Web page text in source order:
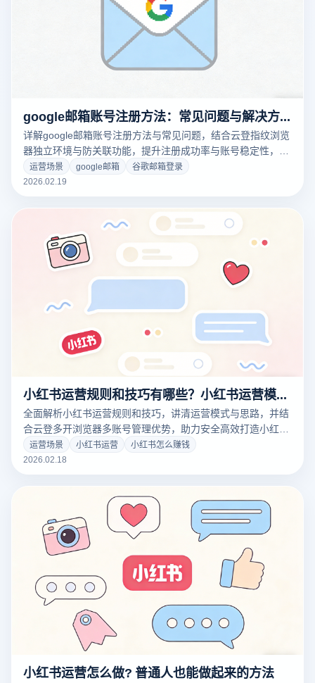
google邮箱账号注册方法：常见问题与解决方案
详解google邮箱账号注册方法与常见问题，结合云登指纹浏览
器独立环境与防关联功能，提升注册成功率与账号稳定性，新
手也能快速上手。
运营场景 google邮箱
谷歌邮箱登录
2026.02.19
小红书运营规则和技巧有哪些？小红书运营模式和思路是什么？
全面解析小红书运营规则和技巧，讲清运营模式与思路，并结
合云登多开浏览器多账号管理优势，助力安全高效打造小红书
矩阵运营体系。
运营场景 小红书运营
小红书怎么赚钱
2026.02.18
小红书运营怎么做? 普通人也能做起来的方法